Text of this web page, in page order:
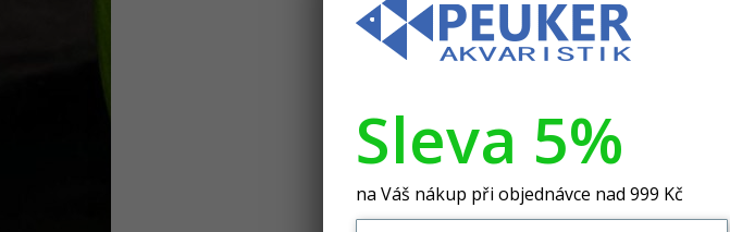
Sleva 5%
na Váš nákup při objednávce nad 999 Kč